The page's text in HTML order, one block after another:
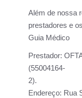
Além de nossa
prestadores e
Guia Médico
Prestador:
(55004164-
Endereço: Rua